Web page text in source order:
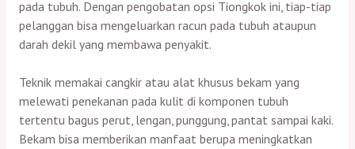
pada tubuh. Dengan pengobatan opsi Tiongkok ini, tiap-tiap
pelanggan bisa mengeluarkan racun pada tubuh ataupun
darah dekil yang membawa penyakit.
Teknik memakai cangkir atau alat khusus bekam yang
melewati penekanan pada kulit di komponen tubuh
tertentu bagus perut, lengan, punggung, pantat sampai kaki.
Bekam bisa memberikan manfaat berupa meningkatkan